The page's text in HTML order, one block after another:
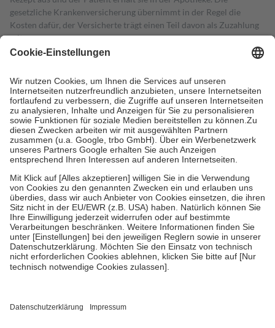
gesetzliche Krankenversicherung übernimmt in der Regel die
Kosten dafür, der Versicherte trägt einen Teil davon als Zuzahlung
mit.
Grundsätzlich leisten Mitglieder Zuzahlungen in Höhe von zehn
höchstens zehn Euro.
Es sind jedoch nie mehr als die tatsächlichen
Kosten der Leistung zu entrichten.
Diese Regeln gelten grundsätzlich auch für Online-Apotheken.
Bei Heilmitteln und häuslicher Krankenpflege beträgt die
Zuzahlung zehn Prozent der Kosten sowie zehn Euro je
Verordnung.
Um das Engagement der Versicherten für ihre eigene Gesundheit zu
stärken und die besondere Stellung der Familie zu unterstützen,
fallenkeine Zuzahlungenan bei:
• Kindern und Jugendlichen bis zum vollendeten 18. Lebensjahr
mit Ausnahme der Fahrkosten
• Untersuchungen zur Vorsorge und Früherkennung, die von der
GKV getragen werden
• empfohlenen Schutzimpfungen
• Harn- und Blutteststreifen
getroffen, um sicherzustellen, dass es sich um echte Bewertungen